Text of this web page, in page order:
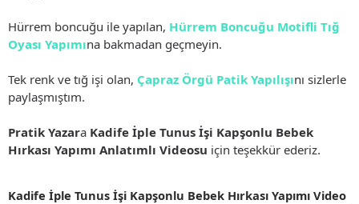
Hürrem boncuğu ile yapılan, Hürrem Boncuğu Motifli Tığ
Oyası Yapımına bakmadan geçmeyin.
Tek renk ve tığ işi olan, Çapraz Örgü Patik Yapılışını sizlerle
paylaşmıştım.
Pratik Yazara Kadife İple Tunus İşi Kapşonlu Bebek
Hırkası Yapımı Anlatımlı Videosu için teşekkür ederiz.
Kadife İple Tunus İşi Kapşonlu Bebek Hırkası Yapımı Video